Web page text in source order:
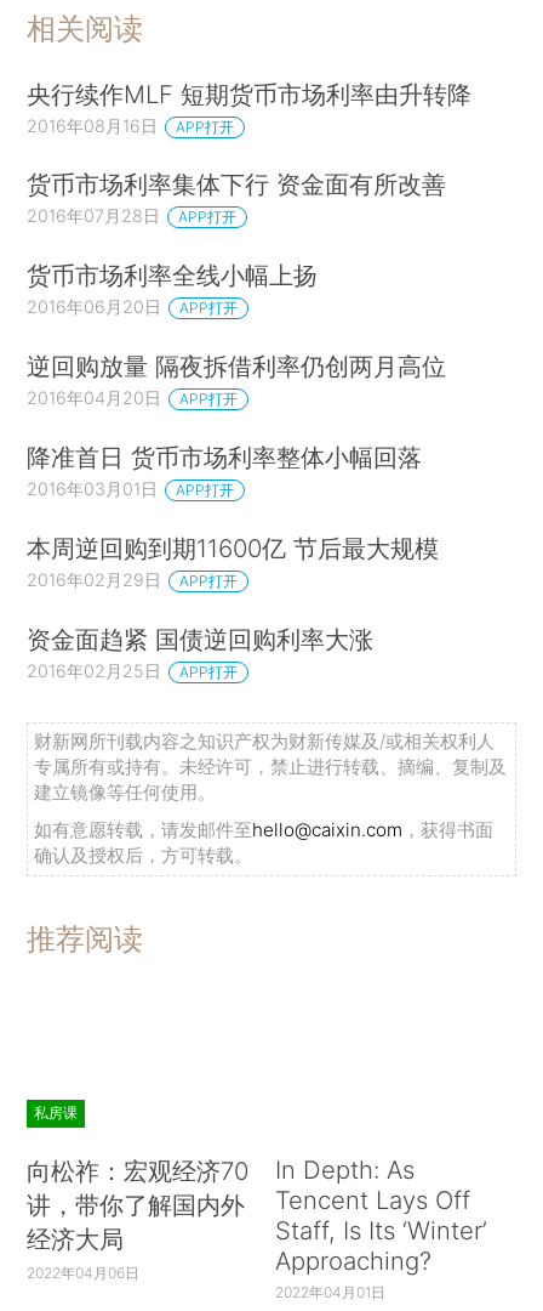
相关阅读
央行续作MLF 短期货币市场利率由升转降
2016年08月16日 APP打开
货币市场利率集体下行 资金面有所改善
2016年07月28日 APP打开
货币市场利率全线小幅上扬
2016年06月20日 APP打开
逆回购放量 隔夜拆借利率仍创两月高位
2016年04月20日 APP打开
降准首日 货币市场利率整体小幅回落
2016年03月01日 APP打开
本周逆回购到期11600亿 节后最大规模
2016年02月29日 APP打开
资金面趋紧 国债逆回购利率大涨
2016年02月25日 APP打开
财新网所刊载内容之知识产权为财新传媒及/或相关权利人
专属所有或持有。未经许可，禁止进行转载、摘编、复制及
建立镜像等任何使用。
如有意愿转载，请发邮件至hello@caixin.com ，获得书面
确认及授权后，方可转载。
推荐阅读
私房课
向松祚：宏观经济70
讲，带你了解国内外
经济大局
2022年04月06日
In Depth: As
Tencent Lays Off
Staff, Is Its ‘Winter’
Approaching?
2022年04月01日